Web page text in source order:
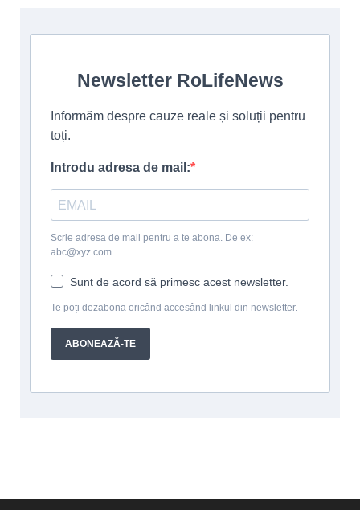
Newsletter RoLifeNews
Informăm despre cauze reale și soluții pentru
toți.
Introdu adresa de mail:
Scrie adresa de mail pentru a te abona. De ex:
abc@xyz.com
Sunt de acord să primesc acest newsletter.
Te poți dezabona oricând accesând linkul din newsletter.
ABONEAZĂ-TE